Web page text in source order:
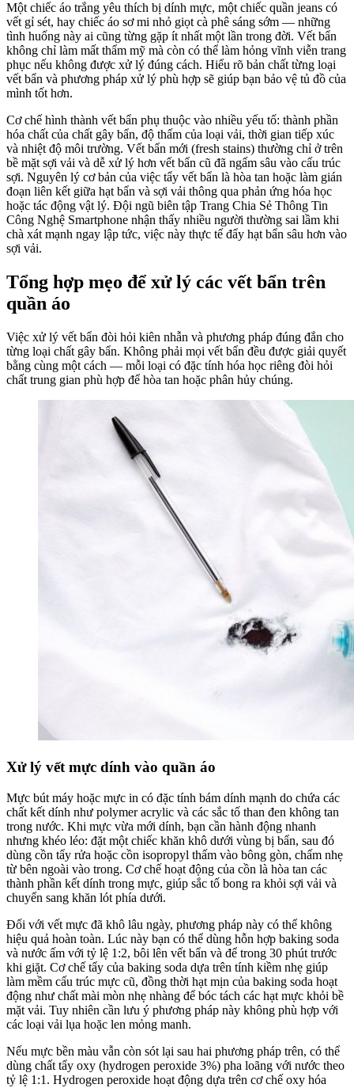
Một chiếc áo trắng yêu thích bị dính mực, một chiếc quần jeans có
vết gỉ sét, hay chiếc áo sơ mi nhỏ giọt cà phê sáng sớm — những
tình huống này ai cũng từng gặp ít nhất một lần trong đời. Vết bẩn
không chỉ làm mất thẩm mỹ mà còn có thể làm hỏng vĩnh viễn trang
phục nếu không được xử lý đúng cách. Hiểu rõ bản chất từng loại
vết bẩn và phương pháp xử lý phù hợp sẽ giúp bạn bảo vệ tủ đồ của
mình tốt hơn.
Cơ chế hình thành vết bẩn phụ thuộc vào nhiều yếu tố: thành phần
hóa chất của chất gây bẩn, độ thấm của loại vải, thời gian tiếp xúc
và nhiệt độ môi trường. Vết bẩn mới (fresh stains) thường chỉ ở trên
bề mặt sợi vải và dễ xử lý hơn vết bẩn cũ đã ngấm sâu vào cấu trúc
sợi. Nguyên lý cơ bản của việc tẩy vết bẩn là hòa tan hoặc làm gián
đoạn liên kết giữa hạt bẩn và sợi vải thông qua phản ứng hóa học
hoặc tác động vật lý. Đội ngũ biên tập Trang Chia Sẻ Thông Tin
Công Nghệ Smartphone nhận thấy nhiều người thường sai lầm khi
chà xát mạnh ngay lập tức, việc này thực tế đẩy hạt bẩn sâu hơn vào
sợi vải.
Tổng hợp mẹo để xử lý các vết bẩn trên
quần áo
Việc xử lý vết bẩn đòi hỏi kiên nhẫn và phương pháp đúng đắn cho
từng loại chất gây bẩn. Không phải mọi vết bẩn đều được giải quyết
bằng cùng một cách — mỗi loại có đặc tính hóa học riêng đòi hỏi
chất trung gian phù hợp để hòa tan hoặc phân hủy chúng.
Xử lý vết mực dính vào quần áo
Mực bút máy hoặc mực in có đặc tính bám dính mạnh do chứa các
chất kết dính như polymer acrylic và các sắc tố than đen không tan
trong nước. Khi mực vừa mới dính, bạn cần hành động nhanh
nhưng khéo léo: đặt một chiếc khăn khô dưới vùng bị bẩn, sau đó
dùng cồn tẩy rửa hoặc cồn isopropyl thấm vào bông gòn, chấm nhẹ
từ bên ngoài vào trong. Cơ chế hoạt động của cồn là hòa tan các
thành phần kết dính trong mực, giúp sắc tố bong ra khỏi sợi vải và
chuyển sang khăn lót phía dưới.
Đối với vết mực đã khô lâu ngày, phương pháp này có thể không
hiệu quả hoàn toàn. Lúc này bạn có thể dùng hỗn hợp baking soda
và nước ấm với tỷ lệ 1:2, bôi lên vết bẩn và để trong 30 phút trước
khi giặt. Cơ chế tẩy của baking soda dựa trên tính kiềm nhẹ giúp
làm mềm cấu trúc mực cũ, đồng thời hạt mịn của baking soda hoạt
động như chất mài mòn nhẹ nhàng để bóc tách các hạt mực khỏi bề
mặt vải. Tuy nhiên cần lưu ý phương pháp này không phù hợp với
các loại vải lụa hoặc len mỏng manh.
Nếu mực bền màu vẫn còn sót lại sau hai phương pháp trên, có thể
dùng chất tẩy oxy (hydrogen peroxide 3%) pha loãng với nước theo
tỷ lệ 1:1. Hydrogen peroxide hoạt động dựa trên cơ chế oxy hóa